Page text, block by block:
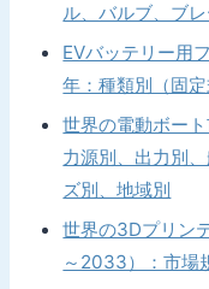
ル、バルブ、ブレ
EVバッテリー用
年：種類別（固
世界の電動ボー
力源別、出力別
ズ別、地域別
世界の3Dプリン
～2033）：市場